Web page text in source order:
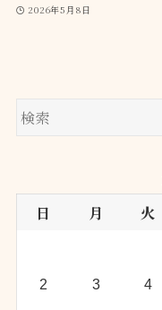
2026年5月8日
日
月 火
2 3 4